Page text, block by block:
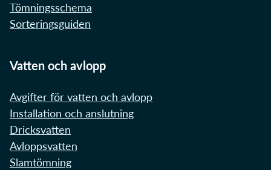
Tömningsschema
Sorteringsguiden
Vatten och avlopp
Avgifter för vatten och avlopp
Installation och anslutning
Dricksvatten
Avloppsvatten
Slamtömning